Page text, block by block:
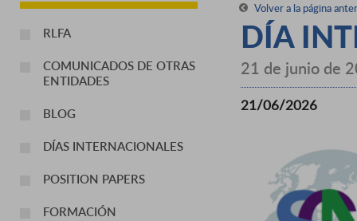
RLFA
COMUNICADOS DE OTRAS
ENTIDADES
BLOG
DÍAS INTERNACIONALES
POSITION PAPERS
FORMACIÓN
Volver a la página
DÍA
21 de junio de
21/06/2026